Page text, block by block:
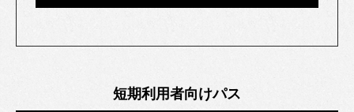
短期利用者向けパス